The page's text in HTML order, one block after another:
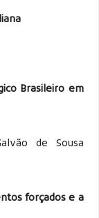
Brasileiro em
de Sousa
forçados e a